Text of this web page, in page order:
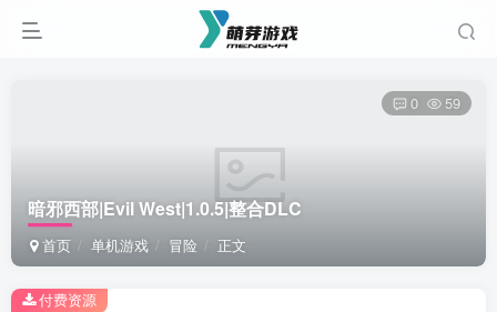
暗邪西部|Evil West|1.0.5|整合DLC
首页 单机游戏 冒险 正文
0 59
付费资源